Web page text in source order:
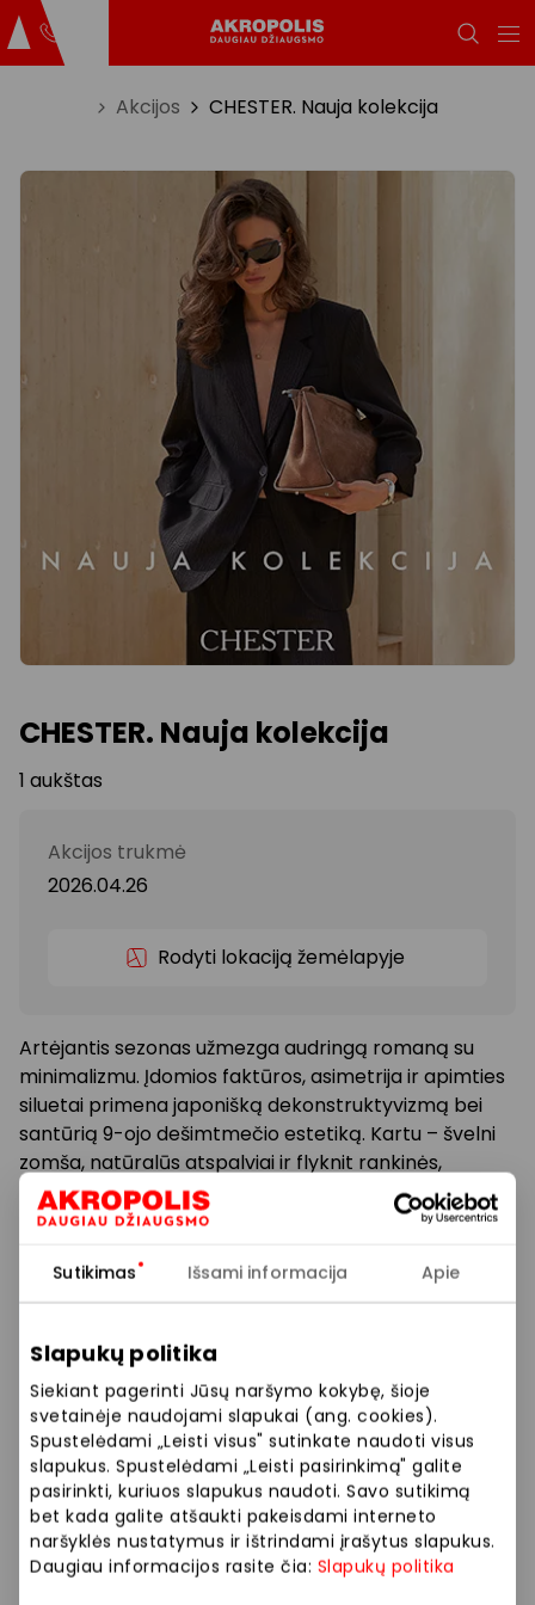
Sutikimas Išsami informacija Apie
Slapukų politika
Siekiant pagerinti Jūsų naršymo kokybę, šioje
svetainėje naudojami slapukai (ang. cookies).
Spustelėdami „Leisti visus" sutinkate naudoti visus
slapukus. Spustelėdami „Leisti pasirinkimą" galite
pasirinkti, kuriuos slapukus naudoti. Savo sutikimą
bet kada galite atšaukti pakeisdami interneto
naršyklės nustatymus ir ištrindami įrašytus slapukus.
Daugiau informacijos rasite čia: Slapukų politika
Akcijos CHESTER. Nauja kolekcija
CHESTER. Nauja kolekcija
1 aukštas
Akcijos trukmė
2026.04.26
Rodyti lokaciją žemėlapyje
Artėjantis sezonas užmezga audringą romaną su
minimalizmu. Įdomios faktūros, asimetrija ir apimties
siluetai primena japonišką dekonstruktyvizmą bei
santūrią 9-ojo dešimtmečio estetiką. Kartu – švelni
zomša, natūralūs atspalviai ir flyknit rankinės,
pasiruošusios visiems būsimos vasaros siužeto
posūkiams.
Naujoji kolekcija jau laukia jūsų mūsų salone!
Prekybos ir pramogų centre „AKROPOLIS“
veikiančios parduotuvės ir paslaugų teikėjai
savarankiškai nustato taikomas nuolaidas, jų
dydžius bei kitas aktualias sąlygas.
Stengiamės kuo tiksliau pateikti aktualią
informaciją, tačiau, jei kyla neatitikimų tarp mūsų
tinklalapyje pateiktos informacijos ir faktinės
informacijos parduotuvėje ar paslaugų teikimo